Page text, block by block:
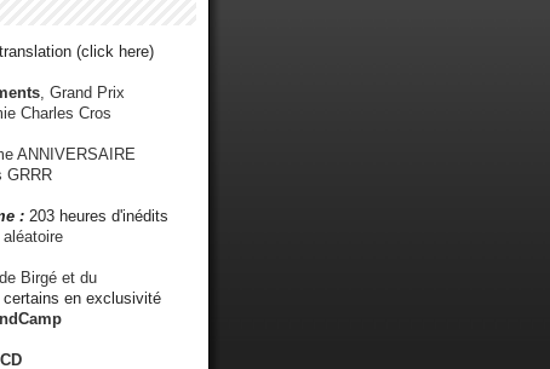
(click here)
, Grand Prix
Charles Cros
ANNIVERSAIRE
GRRR
: 203 heures d'inédits
aléatoire
Birgé et du
certains en exclusivité
CD